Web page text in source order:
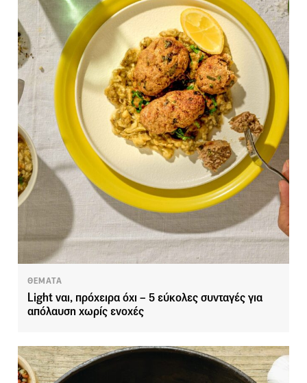
ΘΕΜΑΤΑ
Light ναι, πρόχειρα όχι – 5 εύκολες συνταγές για
απόλαυση χωρίς ενοχές